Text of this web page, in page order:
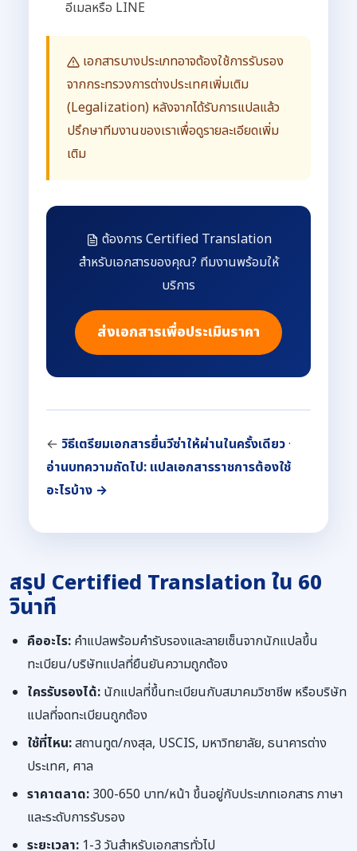
อีเมลหรือ LINE
เอกสารบางประเภทอาจต้องใช้การรับรอง
จากกระทรวงการต่างประเทศเพิ่มเติม
(Legalization) หลังจากได้รับการแปลแล้ว
ปรึกษาทีมงานของเราเพื่อดูรายละเอียดเพิ่ม
เติม
ต้องการ Certified Translation
สำหรับเอกสารของคุณ? ทีมงานพร้อมให้
บริการ
ส่งเอกสารเพื่อประเมินราคา
← วิธีเตรียมเอกสารยื่นวีซ่าให้ผ่านในครั้งเดียว·
อ่านบทความถัดไป: แปลเอกสารราชการต้องใช้
อะไรบ้าง →
สรุป Certified Translation ใน 60
วินาที
คืออะไร: คำแปลพร้อมคำรับรองและลายเซ็นจากนักแปลขึ้น
ทะเบียน/บริษัทแปลที่ยืนยันความถูกต้อง
ใครรับรองได้: นักแปลที่ขึ้นทะเบียนกับสมาคมวิชาชีพ หรือบริษัท
แปลที่จดทะเบียนถูกต้อง
ใช้ที่ไหน:สถานทูต/กงสุล, USCIS, มหาวิทยาลัย, ธนาคารต่าง
ประเทศ, ศาล
ราคาตลาด: 300-650 บาท/หน้า ขึ้นอยู่กับประเภทเอกสาร ภาษา
และระดับการรับรอง
ระยะเวลา: 1-3 วันสำหรับเอกสารทั่วไป